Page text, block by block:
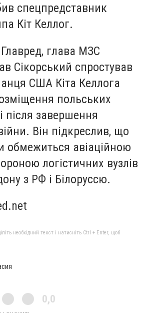
спецпредставник
Кіт Келлог.
глава МЗС
Сікорський спростував
США Кіта Келлога
польських
після завершення
Він підкреслив, що
обмежиться авіаційною
логістичних вузлів
з РФ і Білоруссю.
необхідний текст і натисніть Ctrl + Enter, щоб
0,0